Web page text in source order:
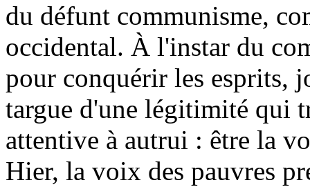
du défunt communisme,
occidental. À l'instar du
pour conquérir les esprits,
targue d'une légitimité qui
attentive à autrui : être la
Hier, la voix des pauvres